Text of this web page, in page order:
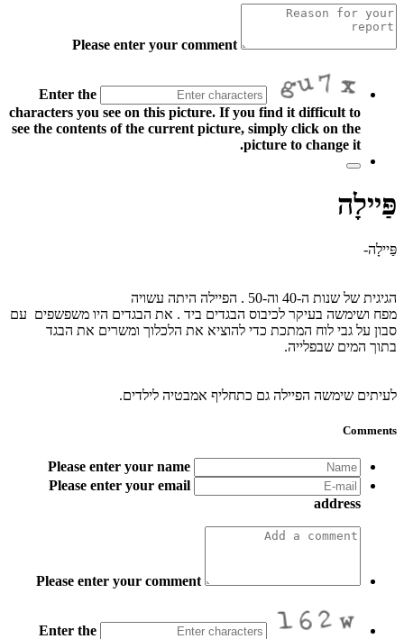
Please enter your comment
Enter the
characters you see on this picture. If you find it difficult to
see the contents of the current picture, simply click on the
picture to change it.
פַּיילָה
פַּיילָה-
הגיגית של שנות ה-40 וה-50 . הפיילה היתה עשויה
מפח ושימשה בעיקר לכיבוס הבגדים ביד . את הבגדים היו משפשפים עם
סבון על גבי לוח המתכת כדי להוציא את הלכלוך ומשרים את הבגד
בתוך המים שבפלייה.
לעיתים שימשה הפיילה גם כתחליף אמבטיה לילדים.
Comments
Please enter your name
Please enter your email
address
Please enter your comment
Enter the